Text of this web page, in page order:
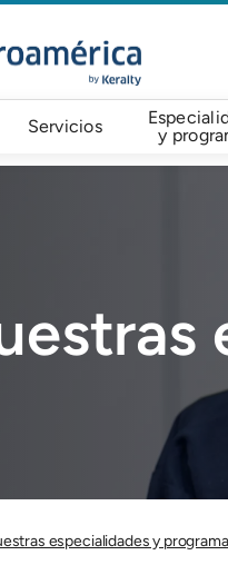
Servicios
y
especialidades y